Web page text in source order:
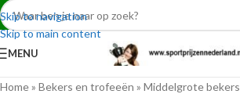
Skip to navigation
Skip to main content
MENU
Home» Bekers en trofeeën » Middelgrote bekers